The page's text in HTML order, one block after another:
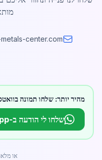
center.com
מהיר יותר: שלחו תמונה
שלחו לי הודעה ב-WhatsApp
או